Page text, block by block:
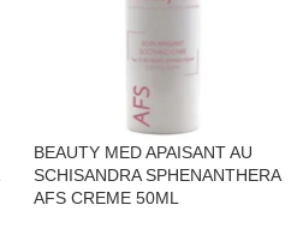
BEAUTY MED APAISANT AU
SCHISANDRA SPHENANTHERA
AFS CREME 50ML